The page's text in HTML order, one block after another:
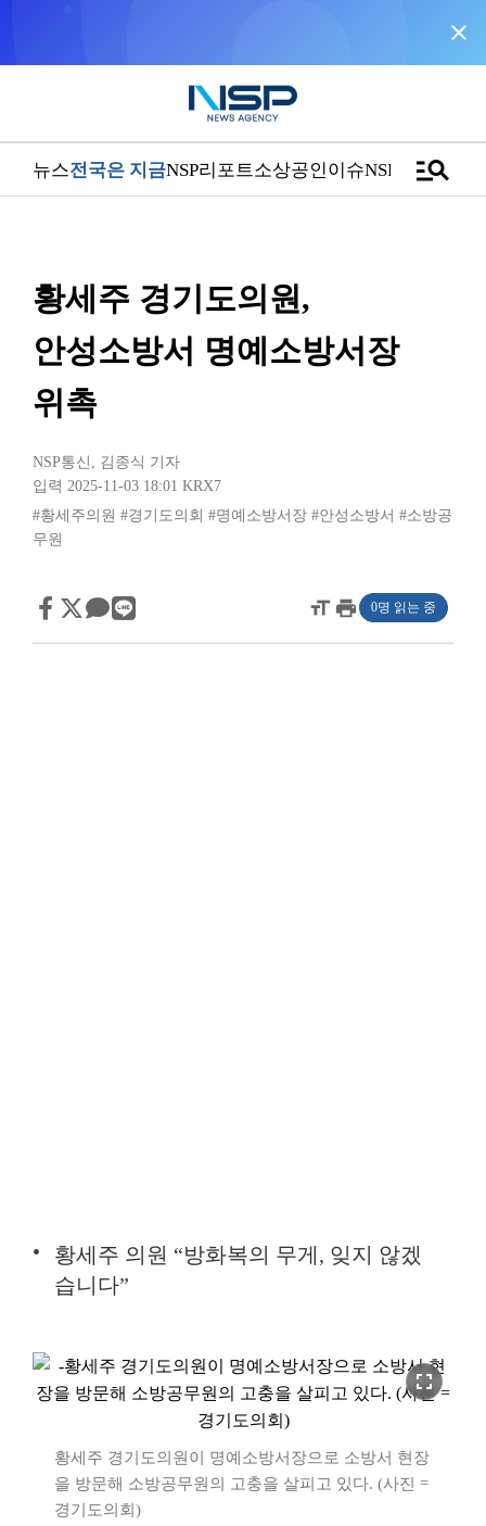
close
뉴스전국은 지금NSP리포트소상공인이슈NSPTVmanage_search
황세주 경기도의원,
안성소방서 명예소방서장
위촉
NSP통신 , 김종식 기자
입력 2025-11-03 18:01 KRX7
#황세주의원 #경기도의회 #명예소방서장 #안성소방서 #소방공
무원
format_sizeprint 0명 읽는 중
황세주 의원 “방화복의 무게, 잊지 않겠
습니다”
fullscreen
황세주 경기도의원이 명예소방서장으로 소방서 현장
을 방문해 소방공무원의 고충을 살피고 있다. (사진 =
경기도의회)